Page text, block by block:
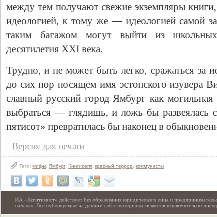
между тем получают свежие экземпляры
идеологией, к тому же — идеологией самой
таким багажом могут выйти из
десятилетия XXI века.
Трудно, и не может быть легко, сражаться за
до сих пор носящем имя эстонского изувера
славный русский город Ямбург как
выбраться — глядишь, и ложь бы развеялась
пятисот» превратилась бы наконец в
Версия для печати
Теги: мифы Ямбург, Кингисепп красный террор коммунисты
ИА «Легитимист» действует без образования юридического лица и
началах. Все публикуемые на данном сайте материалы являются исключительно